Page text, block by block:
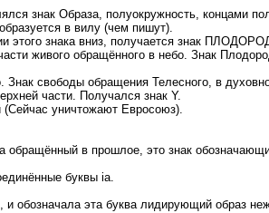
знак Образа, полуокружность, концами
в вилу (чем пишут).
знака вниз, получается знак
живого обращённого в небо. Знак
свободы обращения Телесного, в
части. Получался знак Y.
уничтожают Евросоюз).
обращённый в прошлое, это знак
буквы ia.
обозначала эта буква лидирующий образ